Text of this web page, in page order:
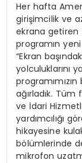
Her hafta
girişimcilik ve
ekrana getiren
programın
“Ekran
yolculuklarını
ağırladık.
ve İdari
yardımcılığı
hikayesine
bölümlerinde
mikrofon